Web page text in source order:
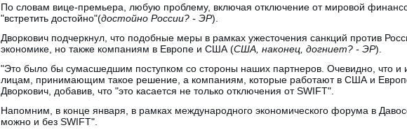
По словам вице-премьера, любую проблему, включая отключение от мировой
"встретить достойно"(достойно России? - ЭР).
Дворкович подчеркнул, что подобные меры в рамках ужесточения санкций против
экономике, но также компаниям в Европе и США (США, наконец, догниет? - ЭР).
"Это было бы сумасшедшим поступком со стороны наших партнеров. Очевидно, что
лицам, принимающим такое решение, а компаниям, которые работают в США и
Дворкович, добавив, что "это касается не только отключения от SWIFT".
Напомним, в конце января, в рамках международного экономического форума в
можно и без SWIFT".